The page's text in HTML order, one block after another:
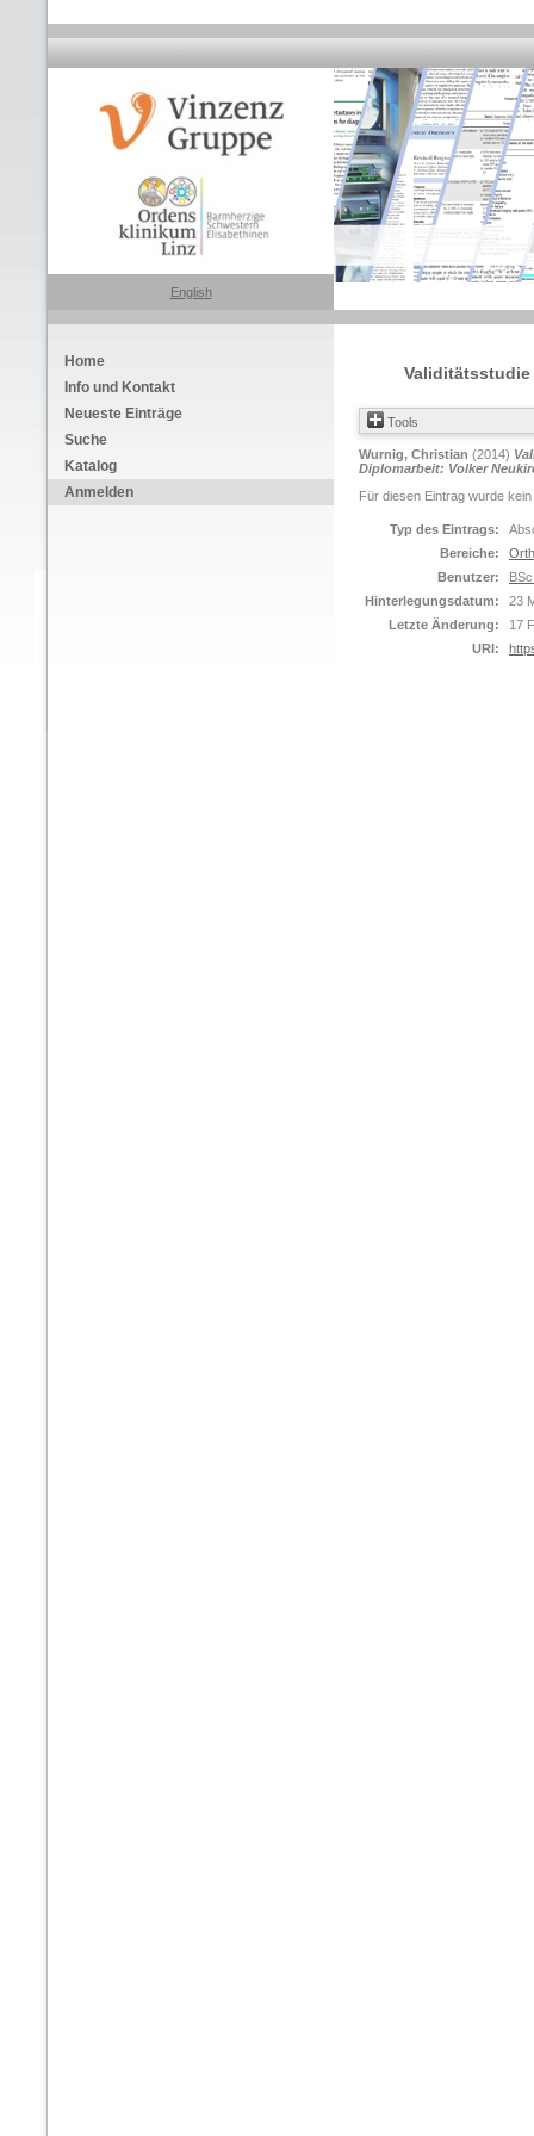
English
Home
Info und Kontakt
Neueste Einträge
Suche
Katalog
Anmelden
Validitätsstudie
Tools
Wurnig, Christian (2014)
Diplomarbeit: Volker
Für diesen Eintrag wurde
Typ des Eintrags:
Bereiche:
Benutzer:
Hinterlegungsdatum:
23
Letzte Änderung:
17
URI: